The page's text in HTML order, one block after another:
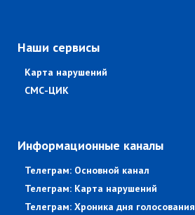
Наши сервисы
Карта нарушений
СМС-ЦИК
Информационные каналы
Телеграм: Основной канал
Телеграм: Карта нарушений
Телеграм: Хроника дня голосования